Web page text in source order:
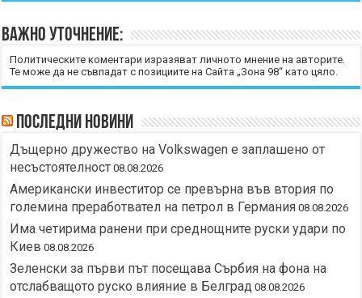
Важно уточнение:
Политическите коментари изразяват личното мнение на авторите.
Те може да не съвпадат с позициите на Сайта „Зона 98“ като цяло.
Последни новини
Дъщерно дружество на Volkswagen е заплашено от
несъстоятелност 08.08.2026
Американски инвеститор се превърна във втория по
големина преработвател на петрол в Германия 08.08.2026
Има четирима ранени при среднощните руски удари по
Киев 08.08.2026
Зеленски за първи път посещава Сърбия на фона на
отслабващото руско влияние в Белград 08.08.2026